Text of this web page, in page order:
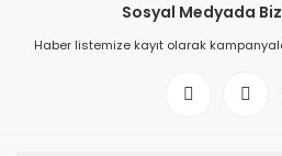
Sosyal Medyada
Haber listemize kayıt olarak